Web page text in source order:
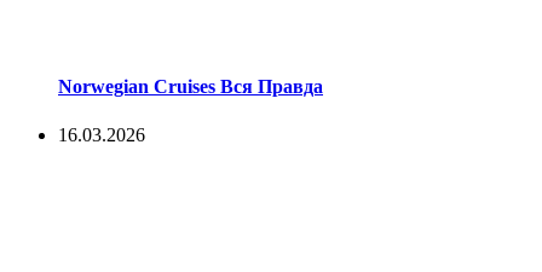
Norwegian Cruises Вся Правда
16.03.2026